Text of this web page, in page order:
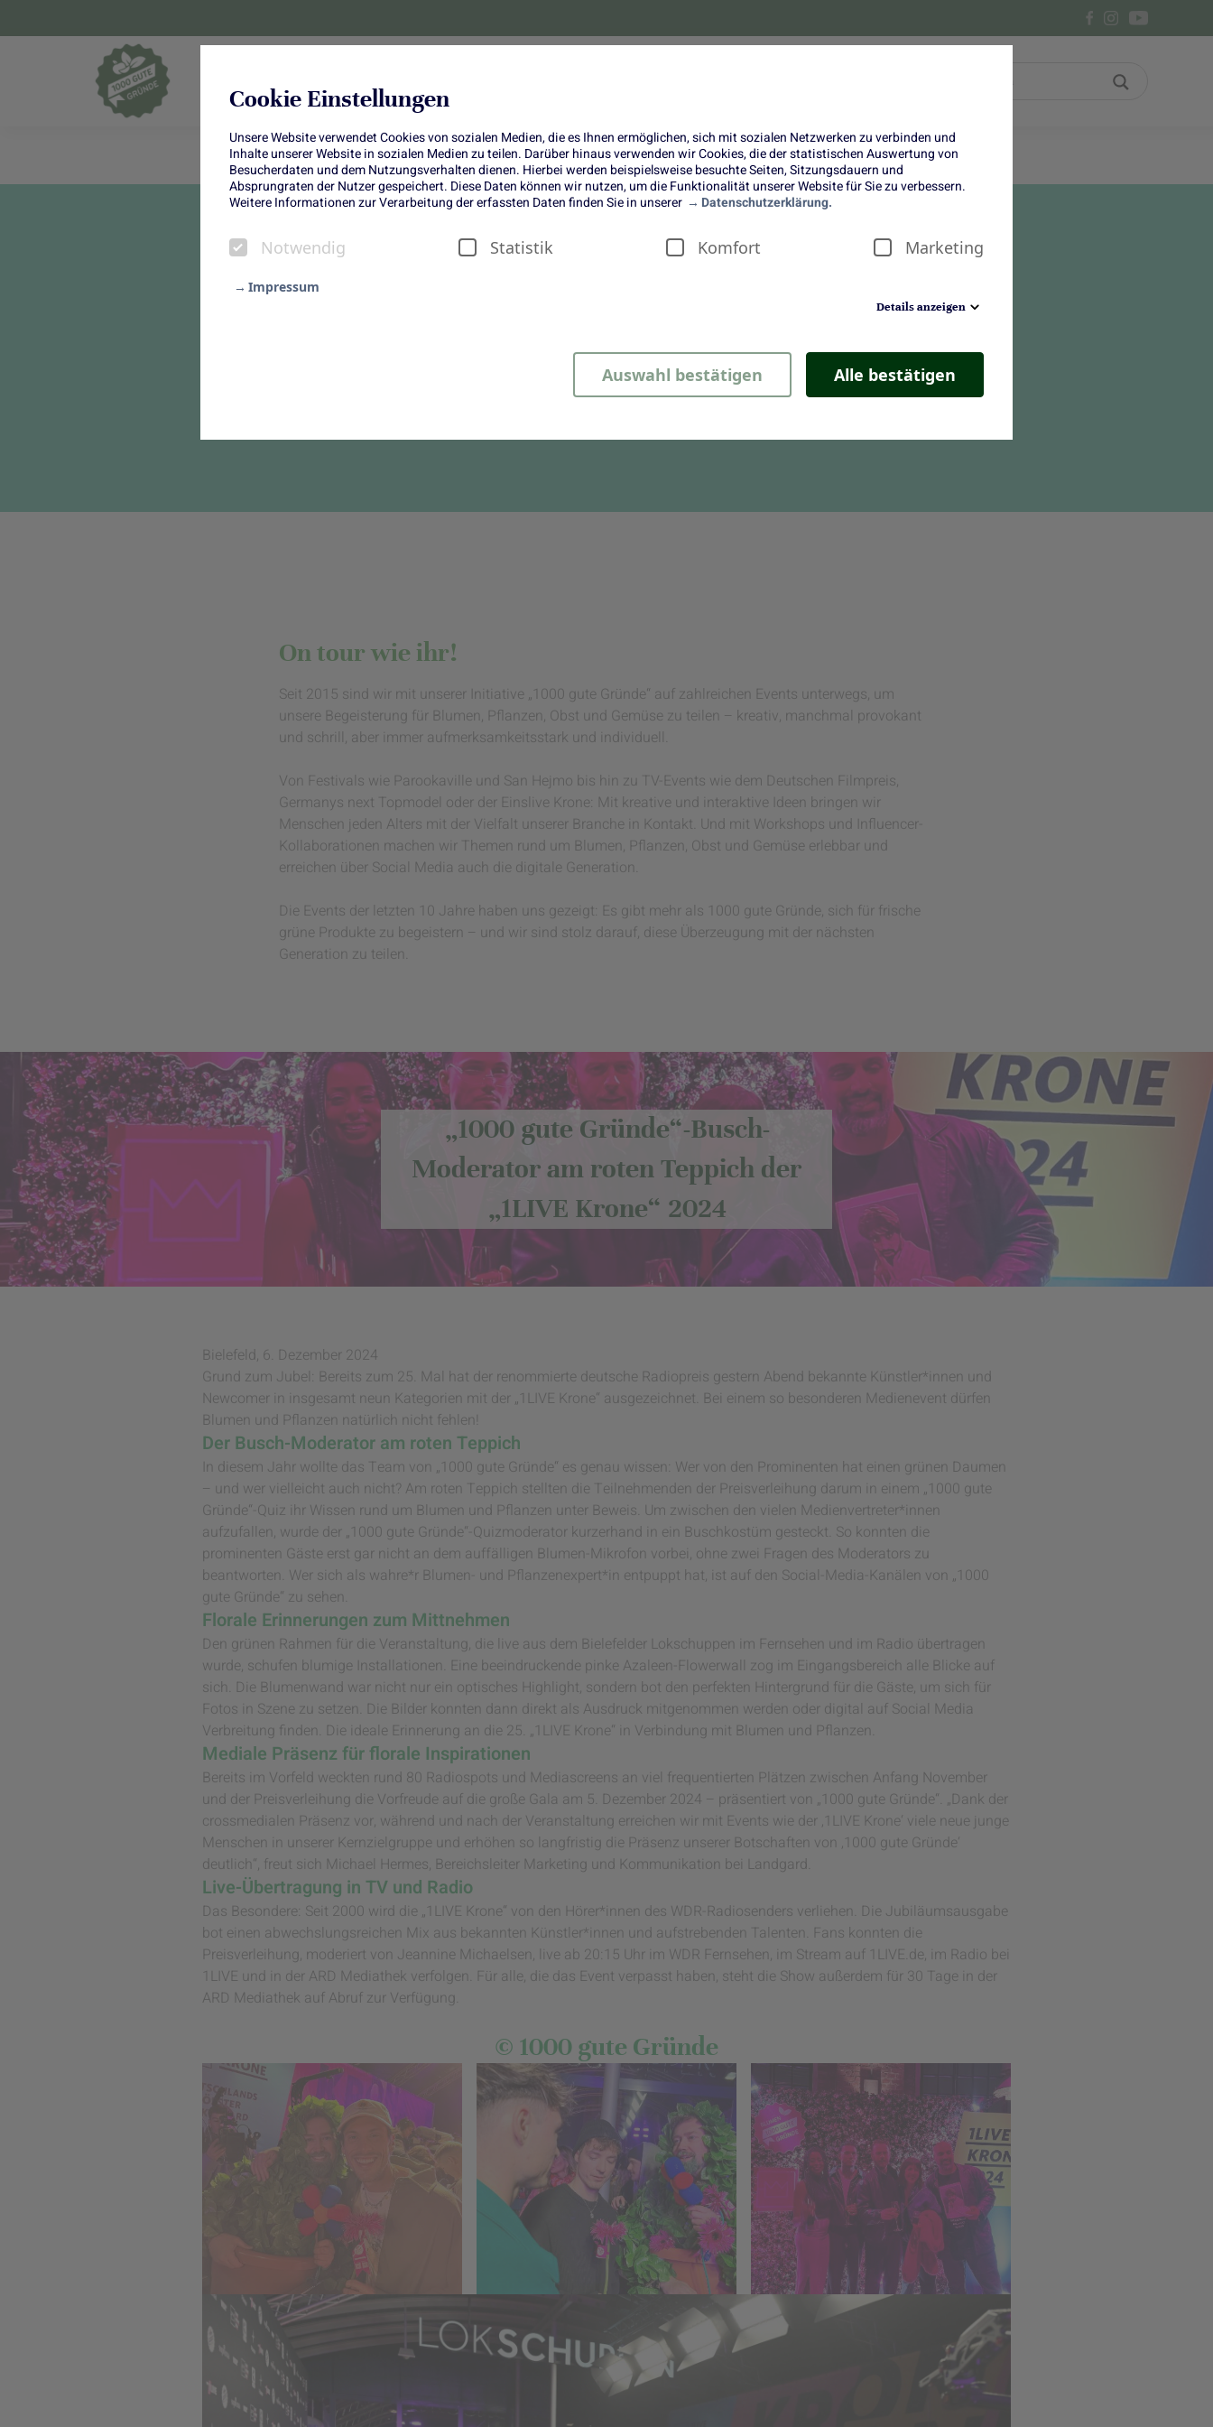
Cookie Einstellungen
Unsere Website verwendet Cookies von sozialen Medien, die es Ihnen ermöglichen, sich mit sozialen Netzwerken zu verbinden und
Inhalte unserer Website in sozialen Medien zu teilen. Darüber hinaus verwenden wir Cookies, die der statistischen Auswertung von
Besucherdaten und dem Nutzungsverhalten dienen. Hierbei werden beispielsweise besuchte Seiten, Sitzungsdauern und
Absprungraten der Nutzer gespeichert. Diese Daten können wir nutzen, um die Funktionalität unserer Website für Sie zu verbessern.
Weitere Informationen zur Verarbeitung der erfassten Daten finden Sie in unserer
Datenschutzerklärung.
Notwendig Statistik Komfort Marketing
Impressum
Details anzeigen
Auswahl bestätigen Alle bestätigen
On tour wie ihr!
Seit 2015 sind wir mit unserer Initiative „1000 gute Gründe“ auf zahlreichen Events unterwegs, um
unsere Begeisterung für Blumen, Pflanzen, Obst und Gemüse zu teilen – kreativ, manchmal provokant
und schrill, aber immer aufmerksamkeitsstark und individuell.
Von Festivals wie Parookaville und San Hejmo bis hin zu TV-Events wie dem Deutschen Filmpreis,
Germanys next Topmodel oder der Einslive Krone: Mit kreative und interaktive Ideen bringen wir
Menschen jeden Alters mit der Vielfalt unserer Branche in Kontakt. Und mit Workshops und Influencer-
Kollaborationen machen wir Themen rund um Blumen, Pflanzen, Obst und Gemüse erlebbar und
erreichen über Social Media auch die digitale Generation.
Die Events der letzten 10 Jahre haben uns gezeigt: Es gibt mehr als 1000 gute Gründe, sich für frische
grüne Produkte zu begeistern – und wir sind stolz darauf, diese Überzeugung mit der nächsten
Generation zu teilen.
„1000 gute Gründe“-Busch-
Moderator am roten Teppich der
„1LIVE Krone“ 2024
Bielefeld, 6. Dezember 2024
Grund zum Jubel: Bereits zum 25. Mal hat der renommierte deutsche Radiopreis gestern Abend bekannte Künstler*innen und
Newcomer in insgesamt neun Kategorien mit der „1LIVE Krone“ ausgezeichnet. Bei einem so besonderen Medienevent dürfen
Blumen und Pflanzen natürlich nicht fehlen!
Der Busch-Moderator am roten Teppich
In diesem Jahr wollte das Team von „1000 gute Gründe“ es genau wissen: Wer von den Prominenten hat einen grünen Daumen
– und wer vielleicht auch nicht? Am roten Teppich stellten die Teilnehmenden der Preisverleihung darum in einem „1000 gute
Gründe“-Quiz ihr Wissen rund um Blumen und Pflanzen unter Beweis. Um zwischen den vielen Medienvertreter*innen
aufzufallen, wurde der „1000 gute Gründe“-Quizmoderator kurzerhand in ein Buschkostüm gesteckt. So konnten die
prominenten Gäste erst gar nicht an dem auffälligen Blumen-Mikrofon vorbei, ohne zwei Fragen des Moderators zu
beantworten. Wer sich als wahre*r Blumen- und Pflanzenexpert*in entpuppt hat, ist auf den Social-Media-Kanälen von „1000
gute Gründe“ zu sehen.
Florale Erinnerungen zum Mittnehmen
Den grünen Rahmen für die Veranstaltung, die live aus dem Bielefelder Lokschuppen im Fernsehen und im Radio übertragen
wurde, schufen blumige Installationen. Eine beeindruckende pinke Azaleen-Flowerwall zog im Eingangsbereich alle Blicke auf
sich. Die Blumenwand war nicht nur ein optisches Highlight, sondern bot den perfekten Hintergrund für die Gäste, um sich für
Fotos in Szene zu setzen. Die Bilder konnten dann direkt als Ausdruck mitgenommen werden oder digital auf Social Media
Verbreitung finden. Die ideale Erinnerung an die 25. „1LIVE Krone“ in Verbindung mit Blumen und Pflanzen.
Mediale Präsenz für florale Inspirationen
Bereits im Vorfeld weckten rund 80 Radiospots und Mediascreens an viel frequentierten Plätzen zwischen Anfang November
und der Preisverleihung die Vorfreude auf die große Gala am 5. Dezember 2024 – präsentiert von „1000 gute Gründe“. „Dank der
crossmedialen Präsenz vor, während und nach der Veranstaltung erreichen wir mit Events wie der ‚1LIVE Krone‘ viele neue junge
Menschen in unserer Kernzielgruppe und erhöhen so langfristig die Präsenz unserer Botschaften von ‚1000 gute Gründe‘
deutlich“, freut sich Michael Hermes, Bereichsleiter Marketing und Kommunikation bei Landgard.
Live-Übertragung in TV und Radio
Das Besondere: Seit 2000 wird die „1LIVE Krone“ von den Hörer*innen des WDR-Radiosenders verliehen. Die Jubiläumsausgabe
bot einen abwechslungsreichen Mix aus bekannten Künstler*innen und aufstrebenden Talenten. Fans konnten die
Preisverleihung, moderiert von Jeannine Michaelsen, live ab 20:15 Uhr im WDR Fernsehen, im Stream auf 1LIVE.de, im Radio bei
1LIVE und in der ARD Mediathek verfolgen. Für alle, die das Event verpasst haben, steht die Show außerdem für 30 Tage in der
ARD Mediathek auf Abruf zur Verfügung.
© 1000 gute Gründe